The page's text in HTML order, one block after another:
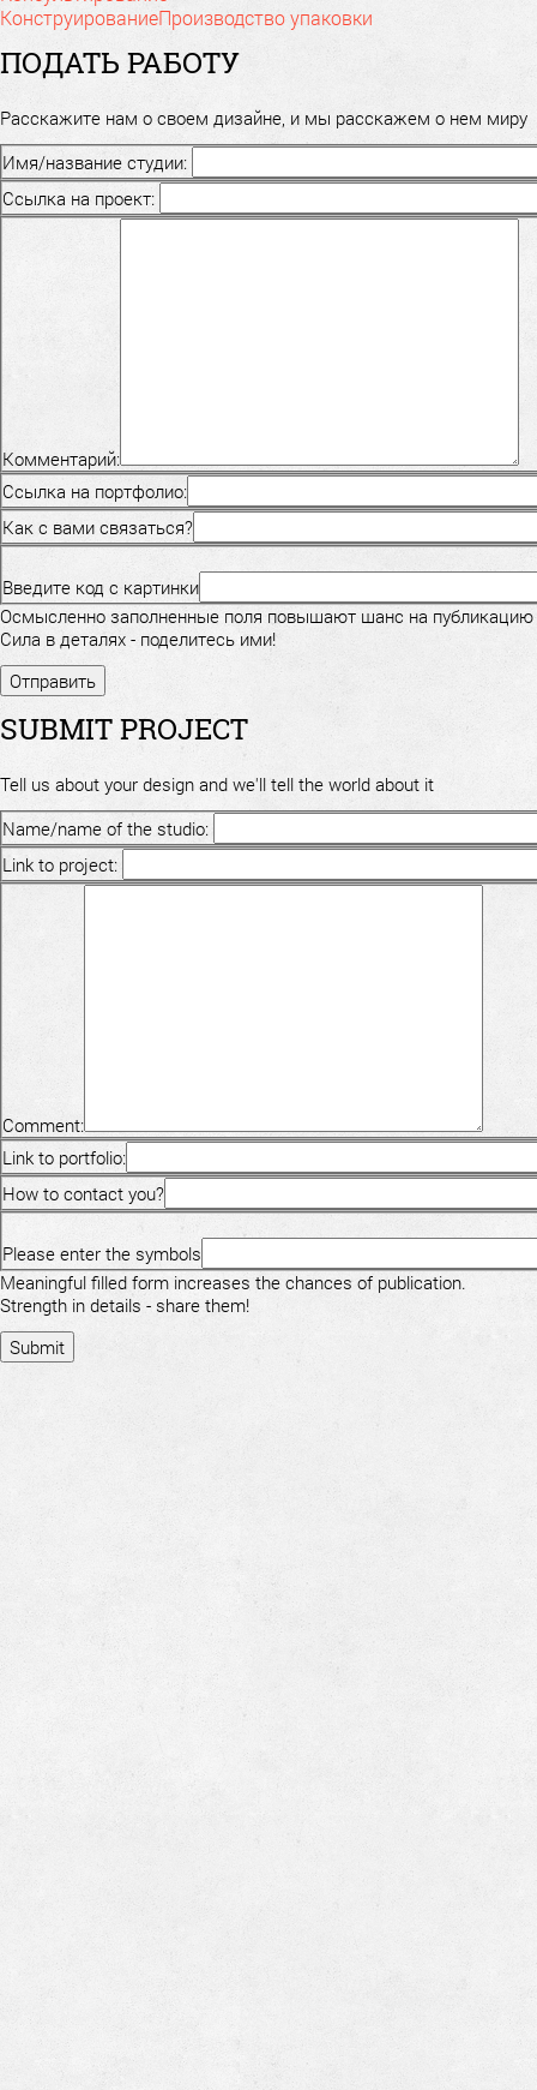
КонструированиеПроизводство упаковки
ПОДАТЬ РАБОТУ
Расскажите нам о своем дизайне, и мы расскажем о нем миру
Имя/название студии:
Ссылка на проект:
Комментарий:
Ссылка на портфолио:
Как с вами связаться?
Введите код с картинки
Осмысленно заполненные поля повышают шанс на публикацию
Сила в деталях - поделитесь ими!
SUBMIT PROJECT
Tell us about your design and we'll tell the world about it
Name/name of the studio:
Link to project:
Comment:
Link to portfolio:
How to contact you?
Please enter the symbols
Meaningful filled form increases the chances of publication.
Strength in details - share them!